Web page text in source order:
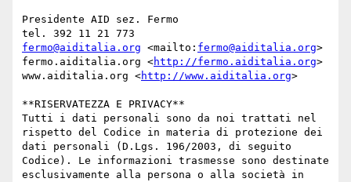
Presidente AID sez. Fermo
fermo@aiditalia.org <mailto: fermo@aiditalia.org>
fermo.aiditalia.org <http://fermo.aiditalia.org>
www.aiditalia.org <http://www.aiditalia.org>
**RISERVATEZZA E PRIVACY**
Tutti i dati personali sono da noi trattati nel
rispetto del Codice in materia di protezione dei
dati personali (D.Lgs. 196/2003, di seguito
Codice). Le informazioni trasmesse sono destinate
esclusivamente alla persona o alla società in